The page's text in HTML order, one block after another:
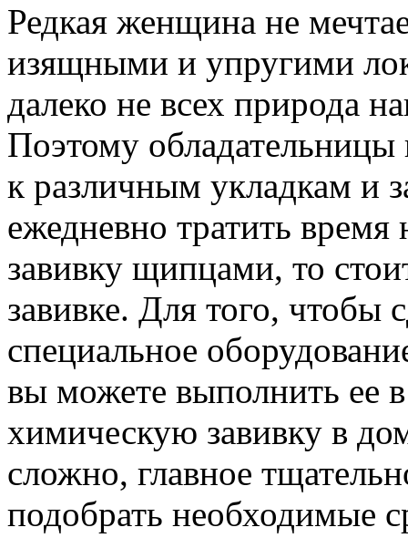
Редкая женщина не
изящными и упругими
далеко не всех природа
Поэтому
к различным укладкам и
ежедневно тратить
завивку щипцами, то
завивке. Для того, чтобы
специальное
вы можете выполнить ее
химическую завивку в
сложно, главное
подобрать необходимые